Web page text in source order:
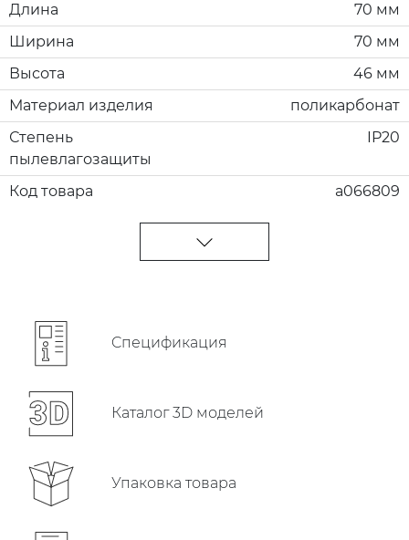
Длина
70 мм
Ширина
70 мм
Высота
46 мм
Материал изделия
поликарбонат
Степень
пылевлагозащиты
IP20
Код товара a066809
Cпецификация
Каталог 3D моделей
Упаковка товара